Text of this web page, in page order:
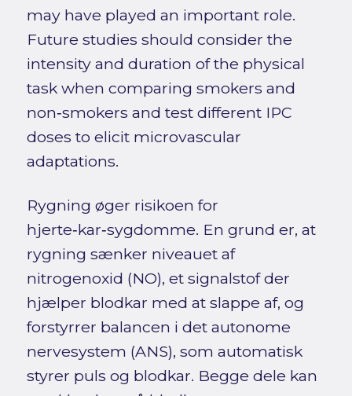
may have played an important role.
Future studies should consider the
intensity and duration of the physical
task when comparing smokers and
non‑smokers and test different IPC
doses to elicit microvascular
adaptations.
Rygning øger risikoen for
hjerte‑kar‑sygdomme. En grund er, at
rygning sænker niveauet af
nitrogenoxid (NO), et signalstof der
hjælper blodkar med at slappe af, og
forstyrrer balancen i det autonome
nervesystem (ANS), som automatisk
styrer puls og blodkar. Begge dele kan